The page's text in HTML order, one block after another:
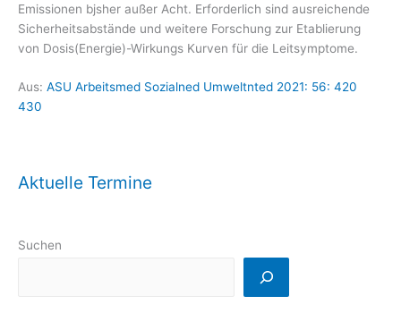
Emissionen bjsher außer Acht. Erforderlich sind ausreichende
Sicherheitsabstände und weitere Forschung zur Etablierung
von Dosis(Energie)-Wirkungs Kurven für die Leitsymptome.
Aus: ASU Arbeitsmed Sozialned Umweltnted 2021: 56: 420
430
Aktuelle Termine
Suchen